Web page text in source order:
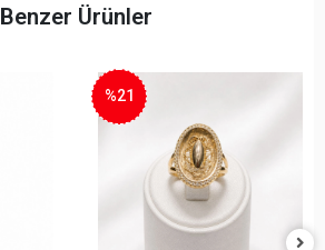
Benzer Ürünler